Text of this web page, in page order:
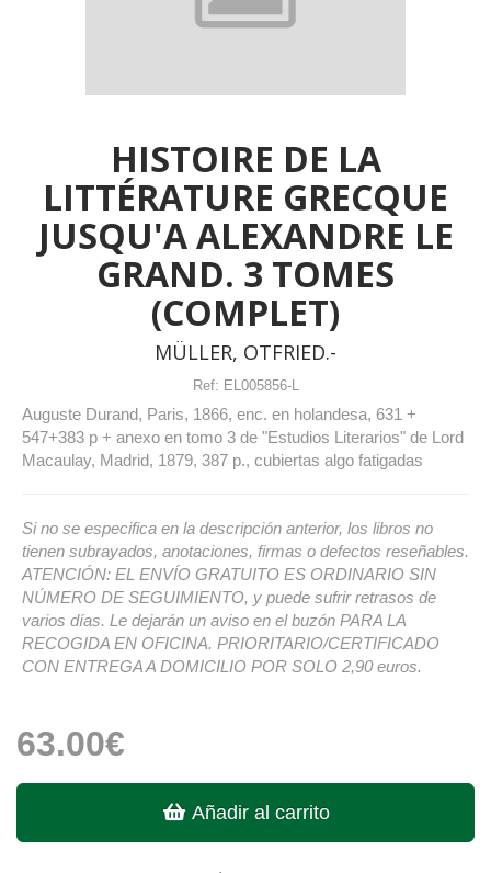
HISTOIRE DE LA
LITTÉRATURE GRECQUE
JUSQU'A ALEXANDRE LE
GRAND. 3 TOMES
(COMPLET)
MÜLLER, OTFRIED.-
Ref: EL005856-L
Auguste Durand, Paris, 1866, enc. en holandesa, 631 +
547+383 p + anexo en tomo 3 de "Estudios Literarios" de Lord
Macaulay, Madrid, 1879, 387 p., cubiertas algo fatigadas
Si no se especifica en la descripción anterior, los libros no
tienen subrayados, anotaciones, firmas o defectos reseñables.
ATENCIÓN: EL ENVÍO GRATUITO ES ORDINARIO SIN
NÚMERO DE SEGUIMIENTO, y puede sufrir retrasos de
varios días. Le dejarán un aviso en el buzón PARA LA
RECOGIDA EN OFICINA. PRIORITARIO/CERTIFICADO
CON ENTREGA A DOMICILIO POR SOLO 2,90 euros.
63.00€
Añadir al carrito